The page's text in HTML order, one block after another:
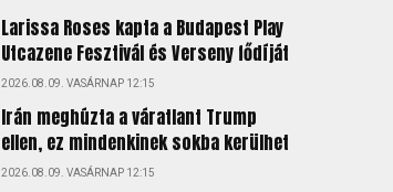
Larissa Roses kapta a Budapest Play
Utcazene Fesztivál és Verseny fődíját
2026.08.09. VASÁRNAP 12:15
Irán meghúzta a váratlant Trump
ellen, ez mindenkinek sokba kerülhet
2026.08.09. VASÁRNAP 12:15